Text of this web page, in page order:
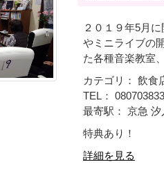
２０１９年5月
やミニライブの
た各種音楽教室
カテゴリ： 飲食
TEL：
最寄駅： 京急
特典あり！
詳細を見る